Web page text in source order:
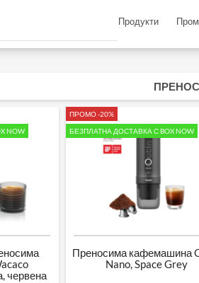
Продукти
NOW
червена
ПРОМО -20%
БЕЗПЛАТНА ДОСТАВКА С BOX NOW
Преносима кафемашина
Nano, Space Grey